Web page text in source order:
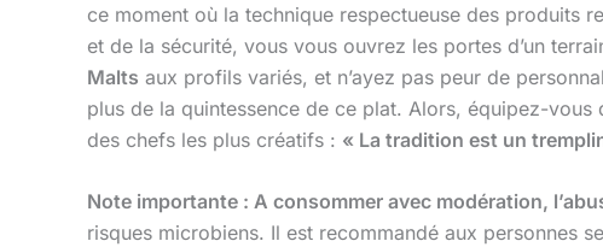
ce moment où la technique respectueuse des produits
et de la sécurité, vous vous ouvrez les portes d’un
Malts aux profils variés, et n’ayez pas peur de
plus de la quintessence de ce plat. Alors, équipez-
des chefs les plus créatifs : « La tradition est un
Note importante : A consommer avec modération,
risques microbiens. Il est recommandé aux personnes